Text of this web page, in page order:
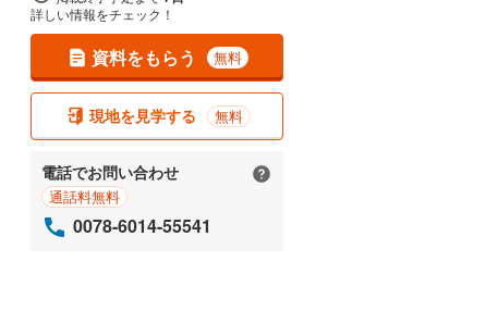
詳しい情報をチェック！
資料をもらう 無料
現地を見学する 無料
電話でお問い合わせ
通話料無料
0078-6014-55541